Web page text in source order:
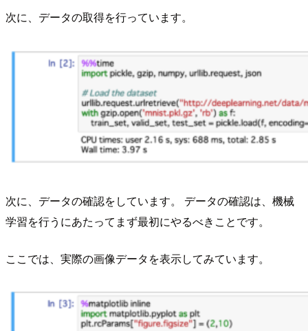
次に、データの取得を行っています。
次に、データの確認をしています。 データの確認は、機械
学習を行うにあたってまず最初にやるべきことです。
ここでは、実際の画像データを表示してみています。